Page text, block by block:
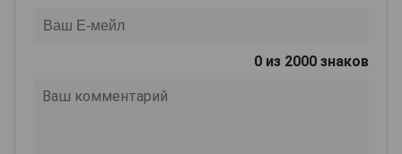
0 из 2000 знаков